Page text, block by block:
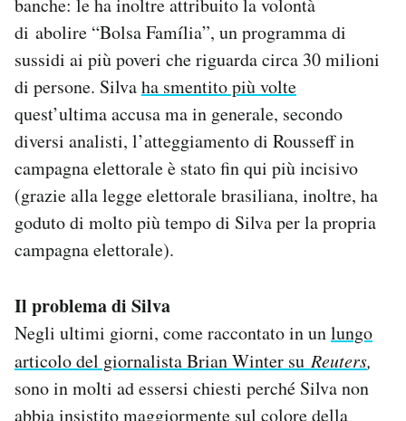
banche: le ha inoltre attribuito la volontà
di abolire “Bolsa Família”, un programma di
sussidi ai più poveri che riguarda circa 30 milioni
di persone. Silvaha smentito più volte
quest’ultima accusa ma in generale, secondo
diversi analisti, l’atteggiamento di Rousseff in
campagna elettorale è stato fin qui più incisivo
(grazie alla legge elettorale brasiliana, inoltre, ha
goduto di molto più tempo di Silva per la propria
campagna elettorale).
Il problema di Silva
Negli ultimi giorni, come raccontato in unlungo
articolo del giornalista Brian Winter su Reuters,
sono in molti ad essersi chiesti perché Silva non
abbia insistito maggiormente sul colore della